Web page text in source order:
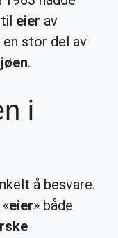
eier av
stor del av
.
i
å besvare.
eier» både